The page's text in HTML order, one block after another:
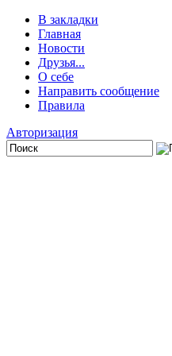
В закладки
Главная
Новости
Друзья...
О себе
Направить сообщение
Правила
Авторизация